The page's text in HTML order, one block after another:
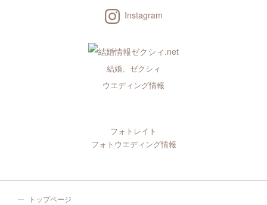
Instagram
結婚、ゼクシィ
ウエディング情報
フォトレイト
フォトウエディング情報
トップページ